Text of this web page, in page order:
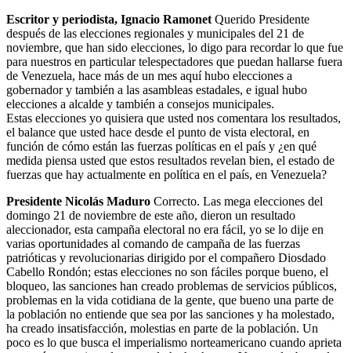
Escritor y periodista, Ignacio Ramonet Querido Presidente
después de las elecciones regionales y municipales del 21 de
noviembre, que han sido elecciones, lo digo para recordar lo que fue
para nuestros en particular telespectadores que puedan hallarse fuera
de Venezuela, hace más de un mes aquí hubo elecciones a
gobernador y también a las asambleas estadales, e igual hubo
elecciones a alcalde y también a consejos municipales.
Estas elecciones yo quisiera que usted nos comentara los resultados,
el balance que usted hace desde el punto de vista electoral, en
función de cómo están las fuerzas políticas en el país y ¿en qué
medida piensa usted que estos resultados revelan bien, el estado de
fuerzas que hay actualmente en política en el país, en Venezuela?
Presidente Nicolás Maduro Correcto. Las mega elecciones del
domingo 21 de noviembre de este año, dieron un resultado
aleccionador, esta campaña electoral no era fácil, yo se lo dije en
varias oportunidades al comando de campaña de las fuerzas
patrióticas y revolucionarias dirigido por el compañero Diosdado
Cabello Rondón; estas elecciones no son fáciles porque bueno, el
bloqueo, las sanciones han creado problemas de servicios públicos,
problemas en la vida cotidiana de la gente, que bueno una parte de
la población no entiende que sea por las sanciones y ha molestado,
ha creado insatisfacción, molestias en parte de la población. Un
poco es lo que busca el imperialismo norteamericano cuando aprieta